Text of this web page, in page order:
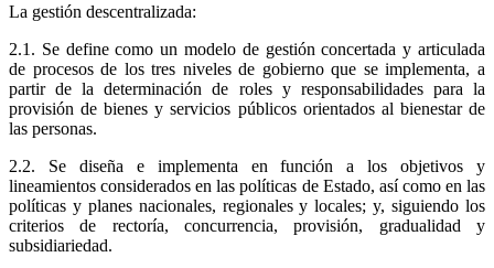
La gestión descentralizada:
2.1. Se define como un modelo de gestión concertada y articulada
de procesos de los tres niveles de gobierno que se implementa, a
partir de la determinación de roles y responsabilidades para la
provisión de bienes y servicios públicos orientados al bienestar de
las personas.
2.2. Se diseña e implementa en función a los objetivos y
lineamientos considerados en las políticas de Estado, así como en las
políticas y planes nacionales, regionales y locales; y, siguiendo los
criterios de rectoría, concurrencia, provisión, gradualidad y
subsidiariedad.